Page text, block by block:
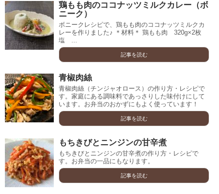
鶏もも肉のココナッツミルクカレー（ボ
ニーク）
ボニークレシピで、鶏もも肉のココナッツミルクカ
レーを作りました♪ ＊材料＊ 鶏もも肉 320g×2枚
塩 ...
記事を読む
青椒肉絲
青椒肉絲（チンジャオロース）の作り方・レシピで
す。家庭にある調味料であっさりした味付けにして
います。お弁当のおかずにもよく使っています！
記事を読む
もちきびとニンジンの甘辛煮
もちきびとニンジンの甘辛煮の作り方・レシピで
す。お弁当の一品にもなります。
記事を読む